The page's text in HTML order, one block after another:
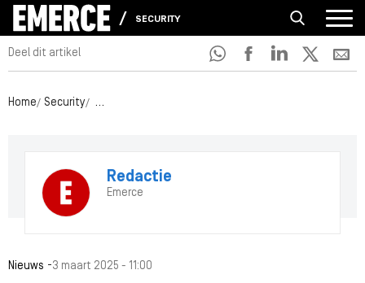
SECURITY
Deel dit artikel
Home Security KPN voorziet klanten gratis van extra
Redactie
Emerce
Nieuws -3 maart 2025 - 11:00